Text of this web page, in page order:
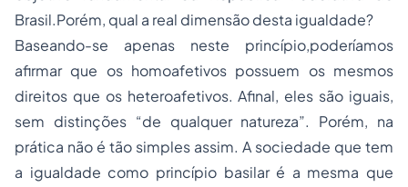
Brasil.Porém, qual a real dimensão desta igualdade?
Baseando-se apenas neste princípio,poderíamos
afirmar que os homoafetivos possuem os mesmos
direitos que os heteroafetivos. Afinal, eles são iguais,
sem distinções “de qualquer natureza”. Porém, na
prática não é tão simples assim. A sociedade que tem
a igualdade como princípio basilar é a mesma que